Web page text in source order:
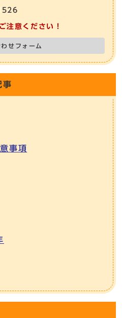
注意ください！
せフォーム
事
事項